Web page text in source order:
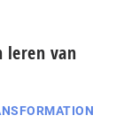
leren van